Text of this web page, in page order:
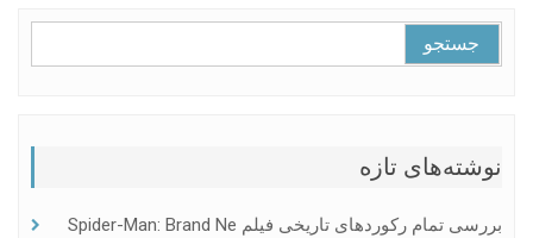
جستجو
برای:
نوشته‌های تازه
بررسی تمام رکوردهای تاریخی فیلم Spider-Man: Brand Ne